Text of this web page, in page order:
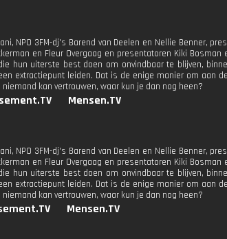
NPO 3FM-dj's Barend van Deelen en Nellie Benner,
en Fleur Overgaag en presentatoren Kiki Bosman
hun uiterste best doen om onvindbaar te blijven,
extractiepunt leiden. Dat is de enige manier om aan
kan vertrouwen, waar kun je dan nog heen?
Mensen.TV
NPO 3FM-dj's Barend van Deelen en Nellie Benner,
en Fleur Overgaag en presentatoren Kiki Bosman
hun uiterste best doen om onvindbaar te blijven,
extractiepunt leiden. Dat is de enige manier om aan
kan vertrouwen, waar kun je dan nog heen?
Mensen.TV